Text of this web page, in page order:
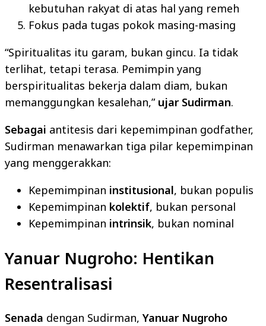
kebutuhan rakyat di atas hal yang remeh
Fokus pada tugas pokok masing-masing
“Spiritualitas itu garam, bukan gincu. Ia tidak
terlihat, tetapi terasa. Pemimpin yang
berspiritualitas bekerja dalam diam, bukan
memanggungkan kesalehan,” ujar Sudirman.
Sebagai antitesis dari kepemimpinan godfather,
Sudirman menawarkan tiga pilar kepemimpinan
yang menggerakkan:
Kepemimpinan institusional, bukan populis
Kepemimpinan kolektif, bukan personal
Kepemimpinan intrinsik, bukan nominal
Yanuar Nugroho: Hentikan
Resentralisasi
Senada dengan Sudirman, Yanuar Nugroho